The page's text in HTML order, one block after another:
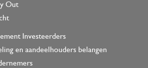
Out
Investeerders
en aandeelhouders belangen